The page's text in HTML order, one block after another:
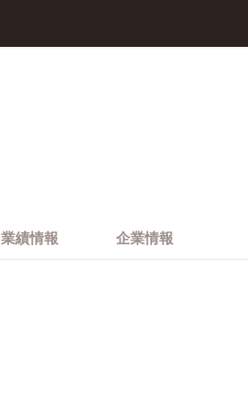
業績情報 企業情報